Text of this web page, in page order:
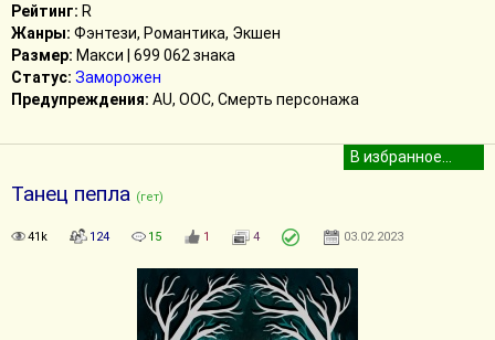
Рейтинг: R
Жанры: Фэнтези, Романтика, Экшен
Размер: Макси | 699 062 знака
Статус: Заморожен
Предупреждения: AU, ООС, Смерть персонажа
Танец пепла (гет)
41k 124 15 1 4 03.02.2023